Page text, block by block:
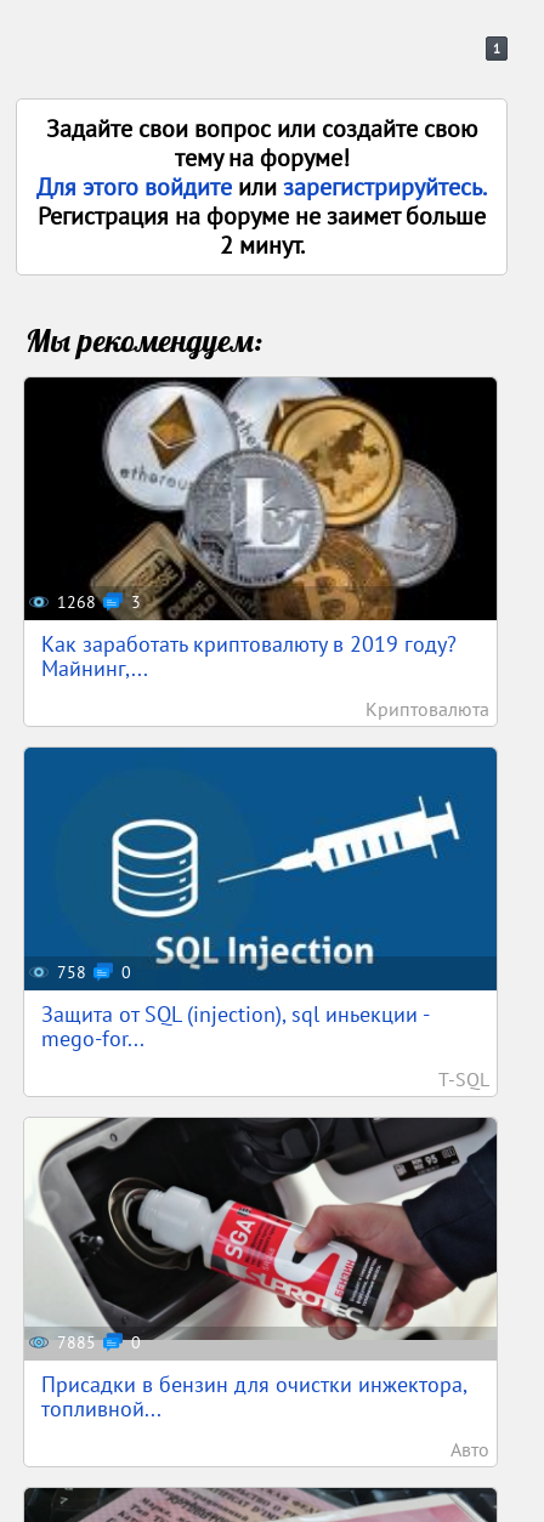
1
Задайте свои вопрос или создайте свою
тему на форуме!
Для этого войдите илизарегистрируйтесь.
Регистрация на форуме не заимет больше
2 минут.
Мы рекомендуем:
1268 3
Как заработать криптовалюту в 2019 году?
Майнинг,...
Криптовалюта
758 0
Защита от SQL (injection), sql иньекции -
mego-for...
T-SQL
7885 0
Присадки в бензин для очистки инжектора,
топливной...
Авто